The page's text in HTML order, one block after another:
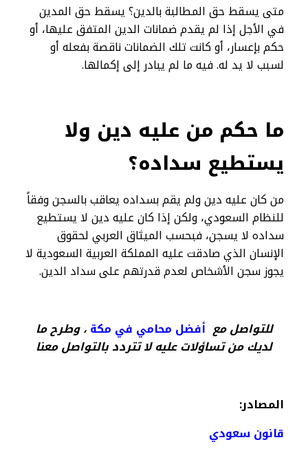
متى يسقط حق المطالبة بالدين؟ يسقط حق المدين
في الأجل إذا لم يقدم ضمانات الدين المتفق عليها، أو
حكم بإعسار، أو كانت تلك الضمانات ناقصة بفعله أو
لسبب لا يد له. فيه ما لم يبادر إلى إكمالها.
ما حكم من عليه دين ولا
يستطيع سداده؟
من كان عليه دين ولم يقم بسداده يعاقب بالسجن وفقاً
للنظام السعودي، ولكن إذا كان عليه دين لا يستطيع
سداده لا يسجن، فبحسب الميثاق العربي لحقوق
الإنسان الذي صادقت عليه المملكة العربية السعودية لا
يجوز سجن الأشخاص لعدم قدرتهم على سداد الدين.
للتواصل مع أفضل محامي في مكة، وطرح ما
لديك من تساؤلات عليه لا تتردد بالتواصل معنا
المصادر:
قانون سعودي